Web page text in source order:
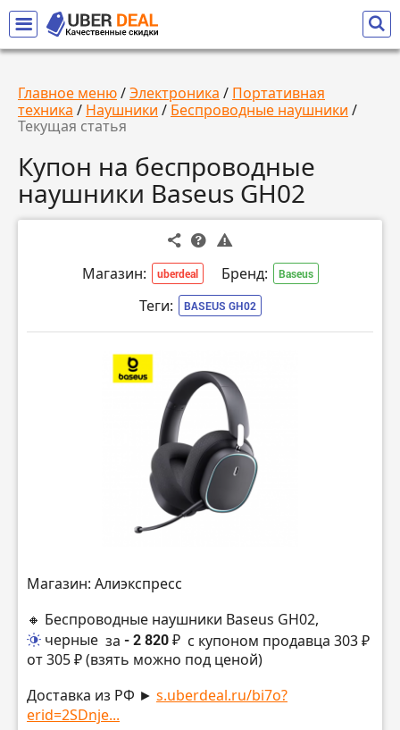
Главное меню/Электроника / Портативная
техника / Наушники / Беспроводные наушники /
Текущая статья
Купон на беспроводные
наушники Baseus GH02
Магазин: uberdeal Бренд: Baseus
Теги: BASEUS GH02
Магазин: Алиэкспресс
🔸 Беспроводные наушники Baseus GH02,
черные за - 2 820 ₽ с купоном продавца 303 ₽
от 305 ₽ (взять можно под ценой)
Доставка из РФ ► s.uberdeal.ru/bi7o?
erid=2SDnje...